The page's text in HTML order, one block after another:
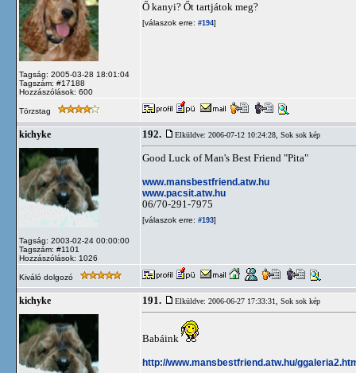
Tagság: 2005-03-28 18:01:04
Tagszám: #17188
Hozzászólások: 600
Ő kanyi? Őt tartjátok meg?
[válaszok erre: #194]
Törzstag
kichyke
Tagság: 2003-02-24 00:00:00
Tagszám: #1101
Hozzászólások: 1026
192. Elküldve: 2006-07-12 10:24:28, Sok sok kép
Good Luck of Man's Best Friend "Pita"
www.mansbestfriend.atw.hu
www.pacsit.atw.hu
06/70-291-7975
[válaszok erre: #193]
Kiváló dolgozó
kichyke 191. Elküldve: 2006-06-27 17:33:31, Sok sok kép
Babáink
http://www.mansbestfriend.atw.hu/